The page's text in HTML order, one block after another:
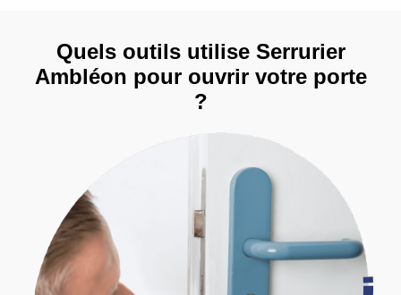
Quels outils utilise Serrurier
Ambléon pour ouvrir votre porte
?